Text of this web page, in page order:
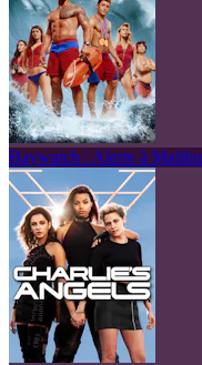
Baywatch : Alerte à Malibu